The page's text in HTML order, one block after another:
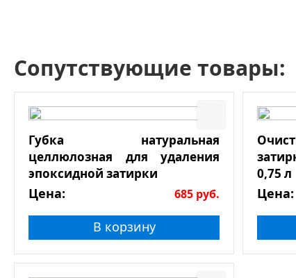
Сопутствующие товары:
Губка натуральная
целлюлозная для удаления
эпоксидной затирки
Цена: 685 руб.
В корзину
0,75 л
Цена: